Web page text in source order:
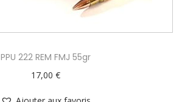
PPU 222 REM FMJ 55gr
17,00 €